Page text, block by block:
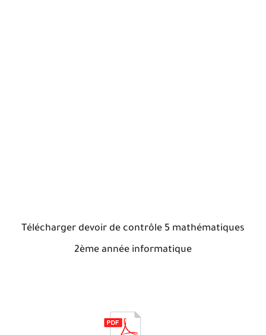
Télécharger devoir de contrôle 5 mathématiques
2ème année informatique